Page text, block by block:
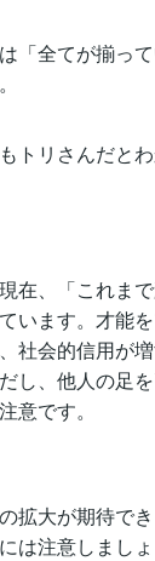
「全てが揃っ
トリさんだと
在、「これま
います。才能
社会的信用が
し、他人の足
意です。
拡大が期待で
は注意しましょ